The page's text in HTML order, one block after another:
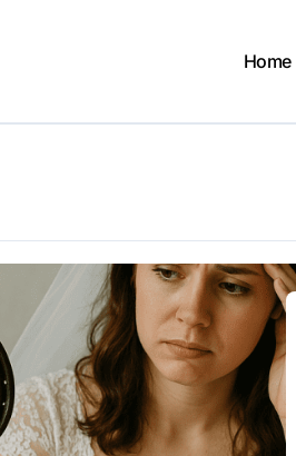
Home